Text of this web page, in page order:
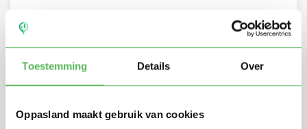
Toestemming Details Over
Oppasland maakt gebruik van cookies